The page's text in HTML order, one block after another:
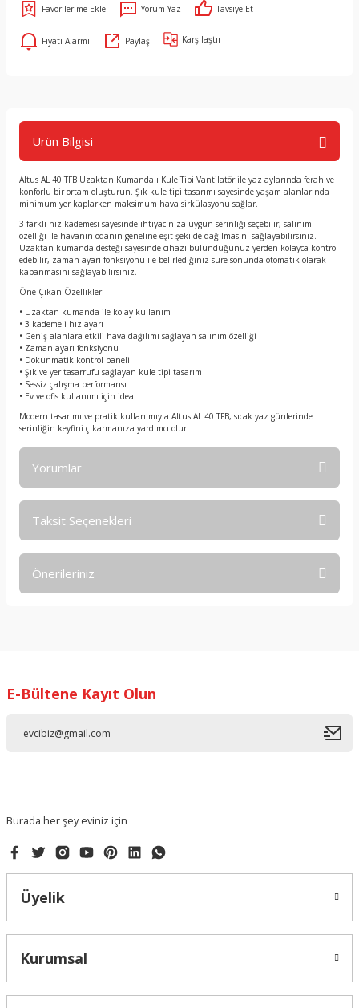
Yorum Yaz Tavsiye Et
Fiyatı Alarmı Paylaş Karşılaştır
Ürün Bilgisi
Altus AL 40 TFB Uzaktan Kumandalı Kule Tipi Vantilatör ile yaz aylarında ferah ve
konforlu bir ortam oluşturun. Şık kule tipi tasarımı sayesinde yaşam alanlarında
minimum yer kaplarken maksimum hava sirkülasyonu sağlar.
3 farklı hız kademesi sayesinde ihtiyacınıza uygun serinliği seçebilir, salınım
özelliği ile havanın odanın geneline eşit şekilde dağılmasını sağlayabilirsiniz.
Uzaktan kumanda desteği sayesinde cihazı bulunduğunuz yerden kolayca kontrol
edebilir, zaman ayarı fonksiyonu ile belirlediğiniz süre sonunda otomatik olarak
kapanmasını sağlayabilirsiniz.
Öne Çıkan Özellikler:
• Uzaktan kumanda ile kolay kullanım
• 3 kademeli hız ayarı
• Geniş alanlara etkili hava dağılımı sağlayan salınım özelliği
• Zaman ayarı fonksiyonu
• Dokunmatik kontrol paneli
• Şık ve yer tasarrufu sağlayan kule tipi tasarım
• Sessiz çalışma performansı
• Ev ve ofis kullanımı için ideal
Modern tasarımı ve pratik kullanımıyla Altus AL 40 TFB, sıcak yaz günlerinde
serinliğin keyfini çıkarmanıza yardımcı olur.
Yorumlar
Taksit Seçenekleri
Önerileriniz
Ürün resmi kalitesiz, bozuk veya görüntülenemiyor.
E-Bültene Kayıt Olun
Burada her şey eviniz için
Üyelik
Kurumsal